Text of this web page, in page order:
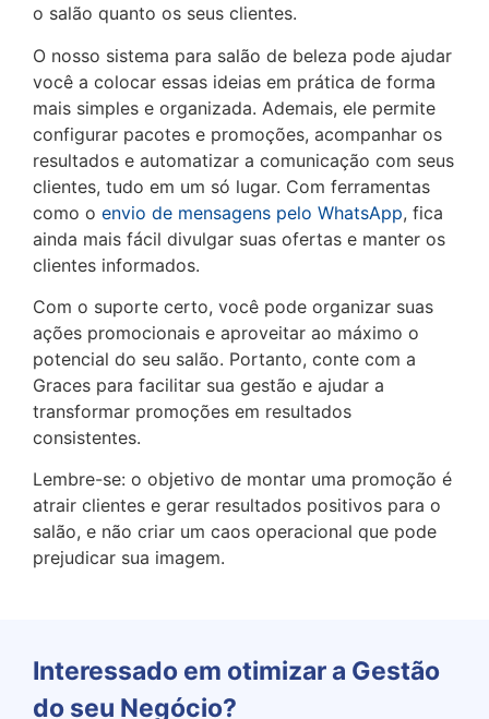
o salão quanto os seus clientes.
O nosso sistema para salão de beleza pode ajudar
você a colocar essas ideias em prática de forma
mais simples e organizada. Ademais, ele permite
configurar pacotes e promoções, acompanhar os
resultados e automatizar a comunicação com seus
clientes, tudo em um só lugar. Com ferramentas
como o envio de mensagens pelo WhatsApp, fica
ainda mais fácil divulgar suas ofertas e manter os
clientes informados.
Com o suporte certo, você pode organizar suas
ações promocionais e aproveitar ao máximo o
potencial do seu salão. Portanto, conte com a
Graces para facilitar sua gestão e ajudar a
transformar promoções em resultados
consistentes.
Lembre-se: o objetivo de montar uma promoção é
atrair clientes e gerar resultados positivos para o
salão, e não criar um caos operacional que pode
prejudicar sua imagem.
Interessado em otimizar a Gestão
do seu Negócio?